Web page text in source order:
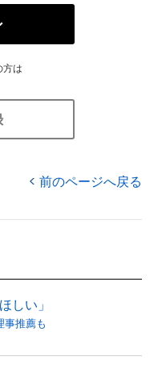
方は
前のページへ戻る
しい」
事推薦も